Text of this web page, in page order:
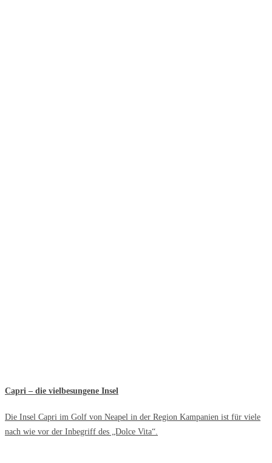
Capri – die vielbesungene Insel
Die Insel Capri im Golf von Neapel in der Region Kampanien ist für viele
nach wie vor der Inbegriff des „Dolce Vita“.